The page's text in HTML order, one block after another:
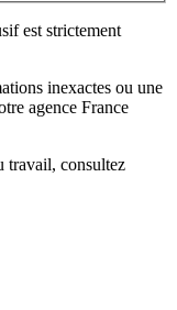
est strictement
inexactes ou une
agence France
travail, consultez